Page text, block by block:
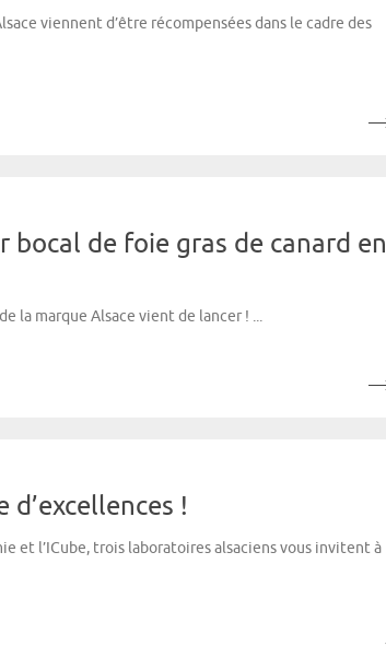
viennent d’être récompensées dans le cadre des
bocal de foie gras de canard en
la marque Alsace vient de lancer ! ...
!
et l’ICube, trois laboratoires alsaciens vous invitent à